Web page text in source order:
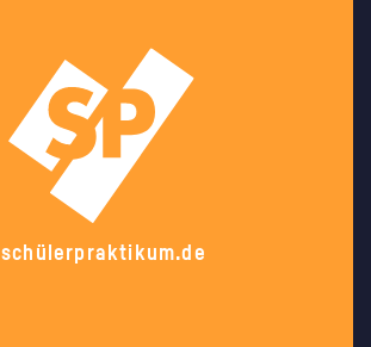
schülerpraktikum.de